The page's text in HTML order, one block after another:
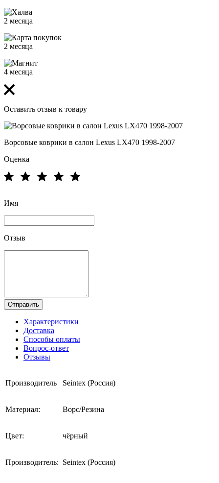
2 месяца
2 месяца
4 месяца
Оставить отзыв к товару
Ворсовые коврики в салон Lexus LX470 1998-2007
Оценка
Имя
Отзыв
Отправить
Характеристики
Доставка
Способы оплаты
Вопрос-ответ
Отзывы
Производитель Seintex (Россия)
Материал: Ворс/Резина
Цвет: чёрный
Производитель: Seintex (Россия)